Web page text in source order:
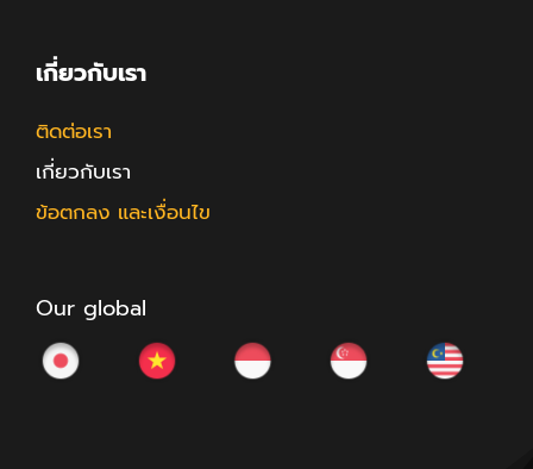
เกี่ยวกับเรา
ติดต่อเรา
เกี่ยวกับเรา
ข้อตกลง และเงื่อนไข
Our global